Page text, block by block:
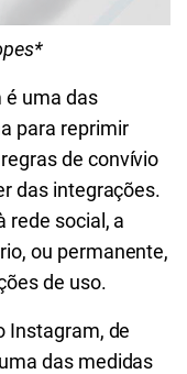
é uma das
para reprimir
de convívio
das integrações.
rede social, a
ou permanente,
de uso.
Instagram, de
das medidas